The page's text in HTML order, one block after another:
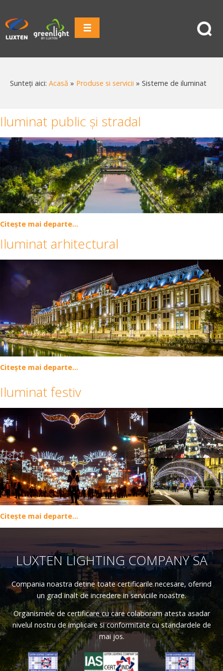
Sunteți aici: Acasă » Produse si servicii » Sisteme de iluminat
Iluminat public și stradal
Citește mai departe...
Iluminat arhitectural
Citește mai departe...
Iluminat festiv
Citește mai departe...
LUXTEN LIGHTING COMPANY SA
Compania noastra detine toate certificarile necesare, oferind
un grad inalt de incredere in serviciile noastre.
Organismele de certificare cu care colaboram atesta asadar
nivelul nostru de implicare si conformitate cu standardele de
mai jos.